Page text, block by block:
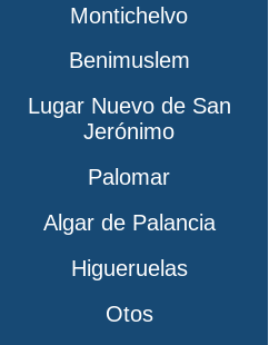
Montichelvo
Benimuslem
Lugar Nuevo de San
Jerónimo
Palomar
Algar de Palancia
Higueruelas
Otos